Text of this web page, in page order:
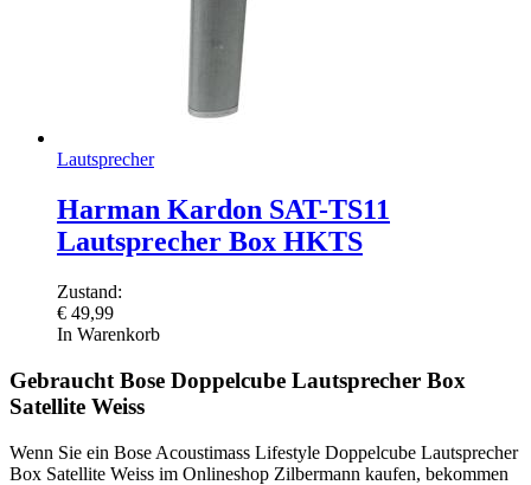
Lautsprecher
Harman Kardon SAT-TS11
Lautsprecher Box HKTS
Zustand:
€ 49,99
In Warenkorb
Gebraucht Bose Doppelcube Lautsprecher Box
Satellite Weiss
Wenn Sie ein Bose Acoustimass Lifestyle Doppelcube Lautsprecher
Box Satellite Weiss im Onlineshop Zilbermann kaufen, bekommen